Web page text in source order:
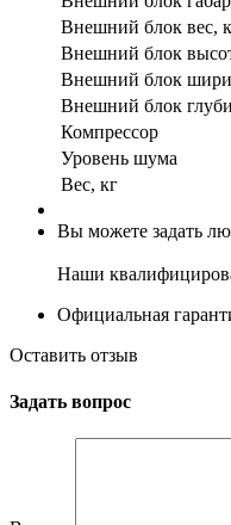
Внешний блок вес,
Внешний блок
Внешний блок
Внешний блок
Компрессор
Уровень шума
Вес, кг
Вы можете задать
Наши
Официальная
Оставить отзыв
Задать вопрос